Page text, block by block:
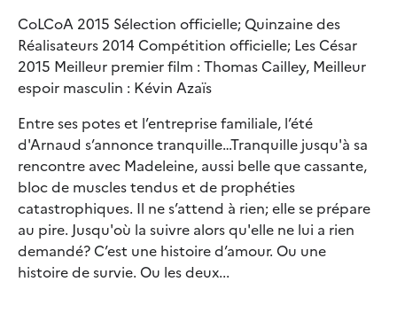
CoLCoA 2015 Sélection officielle; Quinzaine des
Réalisateurs 2014 Compétition officielle; Les César
2015 Meilleur premier film : Thomas Cailley, Meilleur
espoir masculin : Kévin Azaïs
Entre ses potes et l’entreprise familiale, l’été
d'Arnaud s’annonce tranquille…Tranquille jusqu'à sa
rencontre avec Madeleine, aussi belle que cassante,
bloc de muscles tendus et de prophéties
catastrophiques. Il ne s’attend à rien; elle se prépare
au pire. Jusqu'où la suivre alors qu'elle ne lui a rien
demandé? C’est une histoire d’amour. Ou une
histoire de survie. Ou les deux...